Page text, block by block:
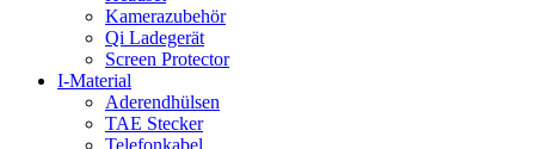
Kamerazubehör
Qi Ladegerät
Screen Protector
I-Material
Aderendhülsen
TAE Stecker
Telefonkabel